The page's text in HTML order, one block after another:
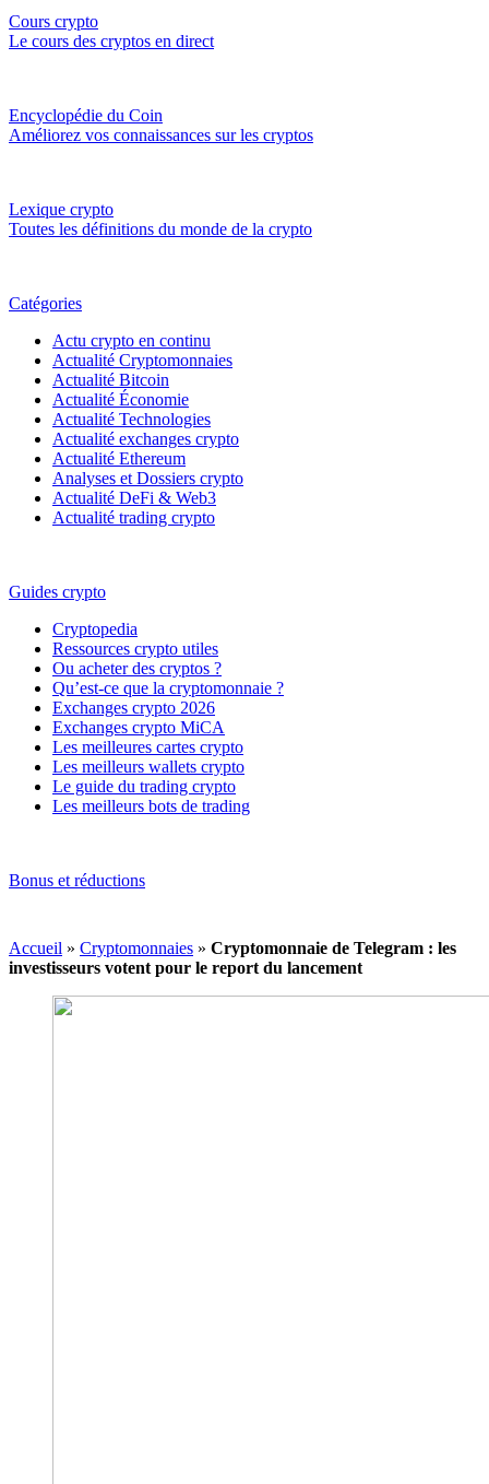
Cours crypto
Le cours des cryptos en direct
Encyclopédie du Coin
Améliorez vos connaissances sur les cryptos
Lexique crypto
Toutes les définitions du monde de la crypto
Catégories
Actu crypto en continu
Actualité Cryptomonnaies
Actualité Bitcoin
Actualité Économie
Actualité Technologies
Actualité exchanges crypto
Actualité Ethereum
Analyses et Dossiers crypto
Actualité DeFi & Web3
Actualité trading crypto
Guides crypto
Cryptopedia
Ressources crypto utiles
Ou acheter des cryptos ?
Qu’est-ce que la cryptomonnaie ?
Exchanges crypto 2026
Exchanges crypto MiCA
Les meilleures cartes crypto
Les meilleurs wallets crypto
Le guide du trading crypto
Les meilleurs bots de trading
Bonus et réductions
Accueil » Cryptomonnaies » Cryptomonnaie de Telegram : les
investisseurs votent pour le report du lancement